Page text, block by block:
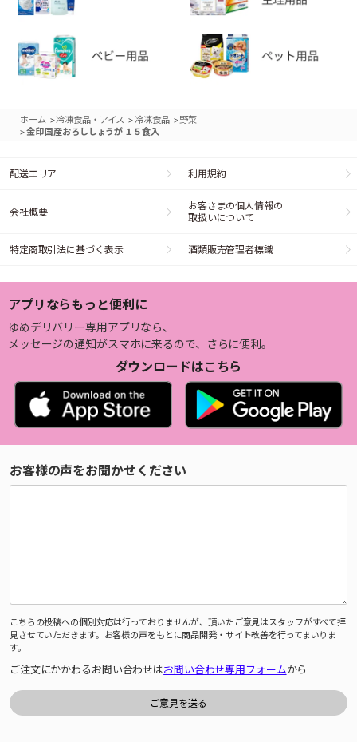
ホーム >冷凍食品・アイス > 冷凍食品 >野菜
>金印 国産おろししょうが １５食入
配送エリア 利用規約
会社概要
お客さまの個人情報の
取扱いについて
特定商取引法に基づく表示 酒類販売管理者標識
アプリならもっと便利に
ゆめデリバリー専用アプリなら、
メッセージの通知がスマホに来るので、さらに便利。
ダウンロードはこちら
お客様の声をお聞かせください
こちらの投稿への個別対応は行っておりませんが、頂いたご意見はスタッフがすべて拝
見させていただきます。お客様の声をもとに商品開発・サイト改善を行ってまいりま
す。
ご注文にかかわるお問い合わせはお問い合わせ専用フォームから